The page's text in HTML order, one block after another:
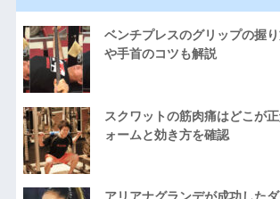
ベンチプレスのグリップの握
や手首のコツも解説
スクワットの筋肉痛はどこが
ォームと効き方を確認